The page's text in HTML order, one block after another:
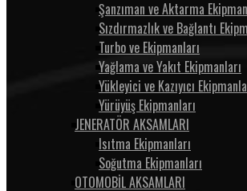
Şanzıman ve Aktarma
Sızdırmazlık ve Bağlantı
Turbo ve Ekipmanları
Yağlama ve Yakıt Ekipmanları
Yükleyici ve Kazıyıcı
Yürüyüş Ekipmanları
JENERATÖR AKSAMLARI
Isıtma Ekipmanları
Soğutma Ekipmanları
OTOMOBİL AKSAMLARI